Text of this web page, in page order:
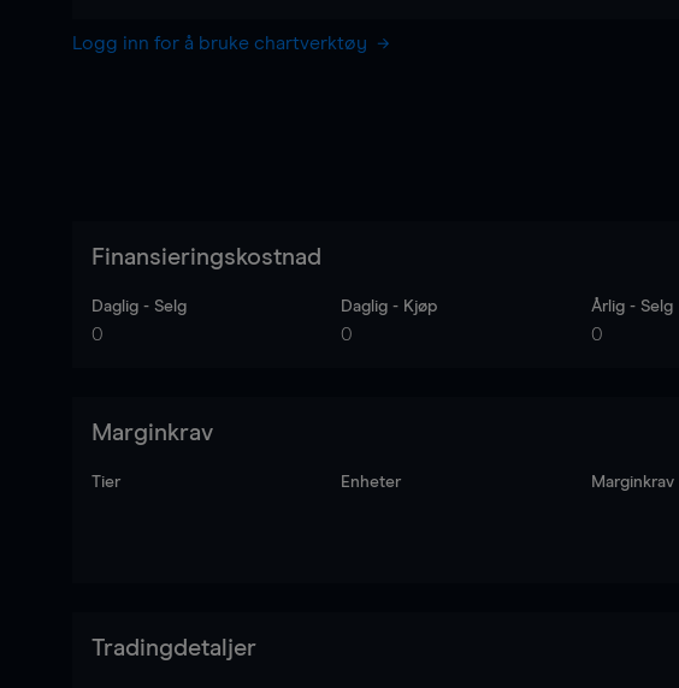
Logg inn for å bruke chartverktøy
Finansieringskostnad
Daglig - Selg
0
Daglig - Kjøp
0
Årlig - Selg
0
Marginkrav
Tier Enheter Marginkrav
Tradingdetaljer